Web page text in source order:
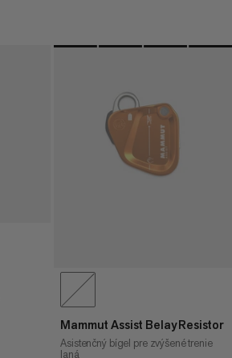
Mammut Assist Belay Resistor
Asistenčný bígel pre zvýšené trenie
laná